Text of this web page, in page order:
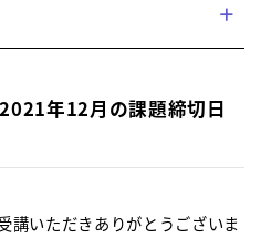
音楽（作詞・作曲）
アート・絵本
2021年12月の課題締切日
講いただきありがとうございま